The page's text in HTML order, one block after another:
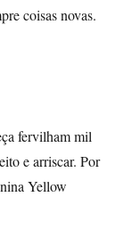
coisas novas.
fervilham mil
e arriscar. Por
Yellow